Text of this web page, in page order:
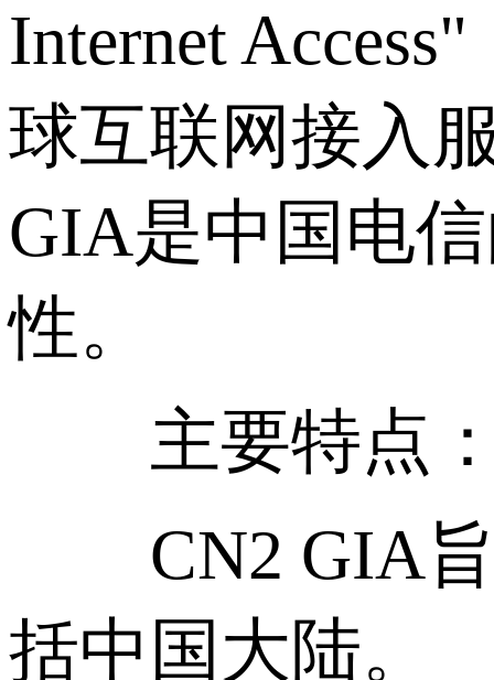
Internet
球互联网接入
GIA是中国电
性。
主要特点
CN2 GIA旨
括中国大陆。